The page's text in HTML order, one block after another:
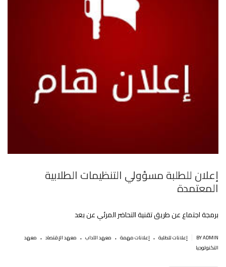
إعلان للطلبة مسؤولي التنظيمات الطلابية
المعتمدة
برمجة اجتماع عن طريق تقنية التحاضر المرئي عن بعد
BY ADMIN إعلانات للطلبة . إعلانات مهمة . معهد الآداب . معهد الإقتصاد . معهد
التكنولوجيا